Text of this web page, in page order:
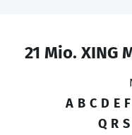
21 Mio. XING
A B C D E F
Q R S